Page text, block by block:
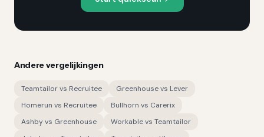
Andere vergelijkingen
Teamtailorvs Recruitee Greenhousevs Lever
Homerun vs Recruitee Bullhorn vs Carerix
Ashbyvs Greenhouse Workablevs Teamtailor